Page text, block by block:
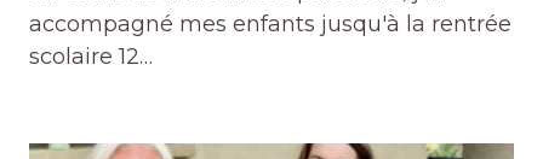
accompagné mes enfants jusqu'à la rentrée
scolaire 12…